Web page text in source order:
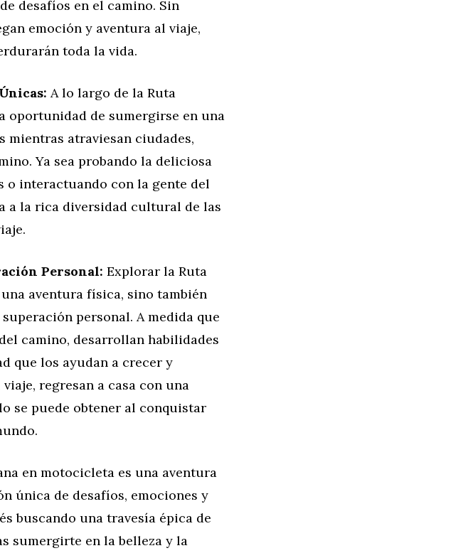
desafíos en el camino. Sin
emoción y aventura al viaje,
toda la vida.
A lo largo de la Ruta
oportunidad de sumergirse en una
atraviesan ciudades,
Ya sea probando la deliciosa
interactuando con la gente del
a la rica diversidad cultural de las
Personal: Explorar la Ruta
aventura física, sino también
personal. A medida que
camino, desarrollan habilidades
que los ayudan a crecer y
regresan a casa con una
se puede obtener al conquistar
en motocicleta es una aventura
única de desafíos, emociones y
buscando una travesía épica de
sumergirte en la belleza y la